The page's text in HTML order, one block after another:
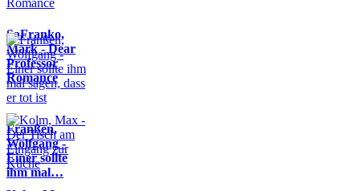
SaFranko,
Mark - Dear
Professor
Romance
Franßen,
Wolfgang -
Einer sollte
ihm mal…